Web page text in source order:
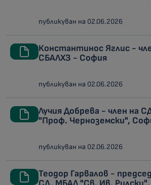
публикуван на 02.06.2026
Константинос Яглис -
СБАЛХЗ - София
публикуван на 02.06.2026
Лучия Добрева - член на
"Проф. Черноземски",
публикуван на 02.06.2026
Теодор Гарвалов -